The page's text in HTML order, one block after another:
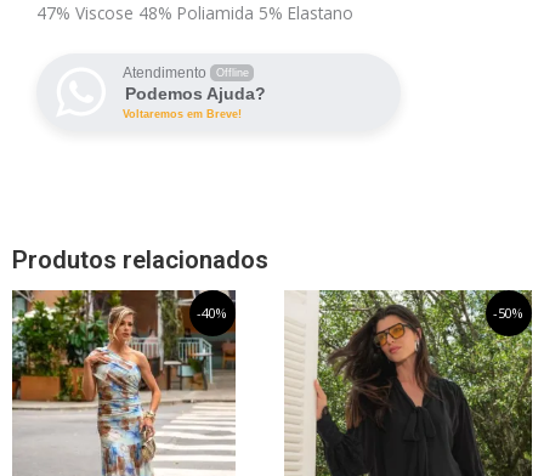
47% Viscose 48% Poliamida 5% Elastano
Atendimento Offline
Podemos Ajuda?
Voltaremos em Breve!
Produtos relacionados
-40%
preço
original
era:
R$549,99.
O
preço
atual
é:
R$329,99.
Este
produto
tem
várias
variantes.
As
opções
-50%
O
preço
original
era:
R$579,99.
O
preço
atual
é:
R$289,99.
Este
produto
tem
várias
variantes.
As
opções